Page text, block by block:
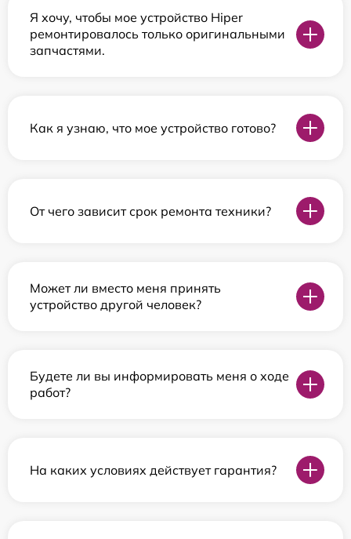
Я хочу, чтобы мое устройство Hiper
ремонтировалось только оригинальными
запчастями.
Как я узнаю, что мое устройство готово?
От чего зависит срок ремонта техники?
Может ли вместо меня принять
устройство другой человек?
Будете ли вы информировать меня о ходе
работ?
На каких условиях действует гарантия?